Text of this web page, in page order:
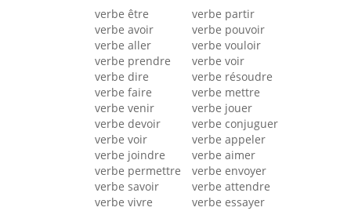
verbe être
verbe avoir
verbe aller
verbe prendre
verbe dire
verbe faire
verbe venir
verbe devoir
verbe voir
verbe joindre
verbe permettre
verbe savoir
verbe vivre
verbe partir
verbe pouvoir
verbe vouloir
verbe voir
verbe résoudre
verbe mettre
verbe jouer
verbe conjuguer
verbe appeler
verbe aimer
verbe envoyer
verbe attendre
verbe essayer